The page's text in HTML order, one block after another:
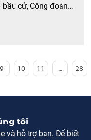
bầu cử, Công đoàn
thông Phương
đã chính thức đi
9 10 11 … 28
tôi
và hỗ trợ bạn. Để biết